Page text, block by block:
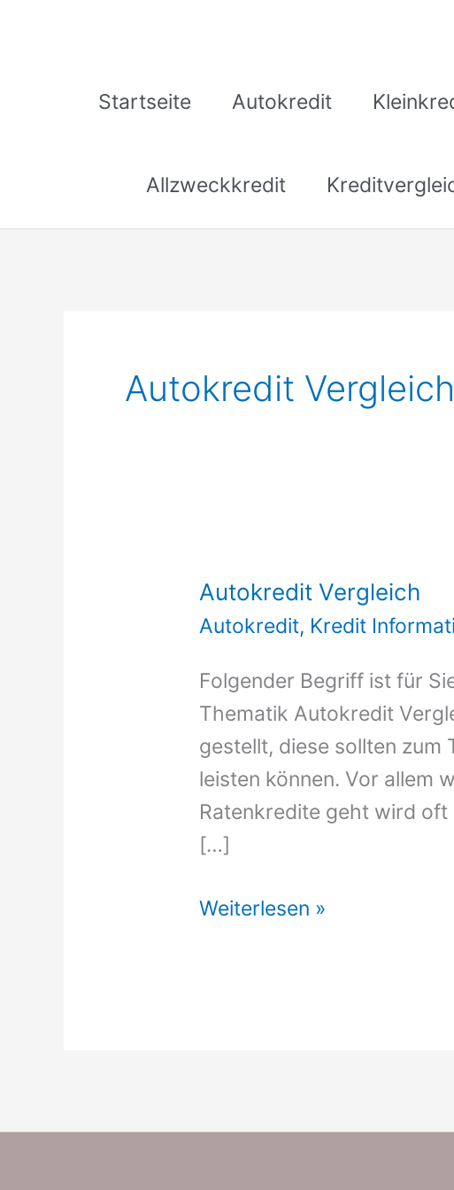
Startseite
Autokredit
Allzweckkredit
Autokredit Vergleich
Autokredit Vergleich
Autokredit, Kredit
Folgender Begriff ist für
Thematik Autokredit
gestellt, diese sollten zum
leisten können. Vor allem
Ratenkredite geht wird
[…]
Autokredit
Weiterlesen »